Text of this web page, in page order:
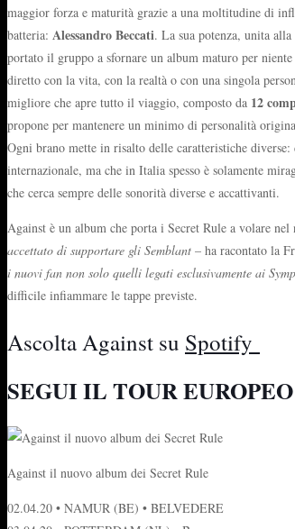
maggior forza e maturità grazie a una moltitudine di
batteria: Alessandro Beccati. La sua potenza, unita
portato il gruppo a sfornare un album maturo per
diretto con la vita, con la realtà o con una singola
migliore che apre tutto il viaggio, composto da 12
propone per mantenere un minimo di personalità
Ogni brano mette in risalto delle caratteristiche
internazionale, ma che in Italia spesso è solamente
che cerca sempre delle sonorità diverse e accattivanti.
Against è un album che porta i Secret Rule a volare
accettato di supportare gli Semblant – ha racontato la
i nuovi fan non solo quelli legati esclusivamente ai
difficile infiammare le tappe previste.
Ascolta Against su Spotify
SEGUI IL TOUR
Against il nuovo album dei Secret Rule
02.04.20 • NAMUR (BE) • BELVEDERE